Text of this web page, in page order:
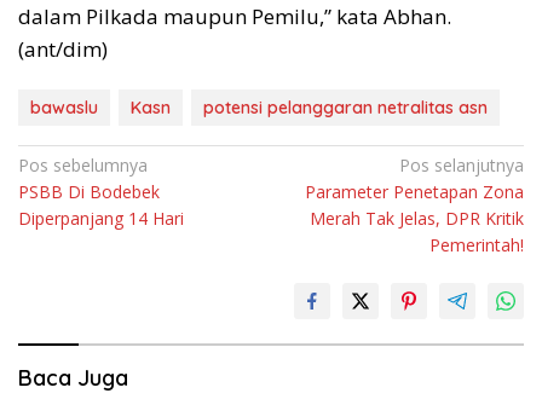
dalam Pilkada maupun Pemilu,” kata Abhan.
(ant/dim)
bawaslu Kasn potensi pelanggaran netralitas asn
Navigasi
pos
Pos sebelumnya
PSBB Di Bodebek
Diperpanjang 14 Hari
Pos selanjutnya
Parameter Penetapan Zona
Merah Tak Jelas, DPR Kritik
Pemerintah!
Baca Juga